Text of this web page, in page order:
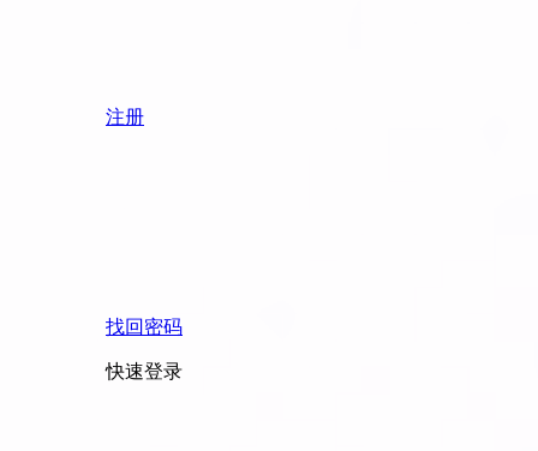
注册
找回密码
快速登录